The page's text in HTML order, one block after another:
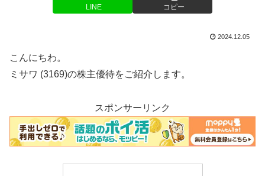
LINE コピー
2024.12.05
こんにちわ。
ミサワ (3169)の株主優待をご紹介します。
スポンサーリンク